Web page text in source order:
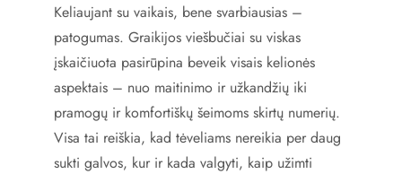
Keliaujant su vaikais, bene svarbiausias –
patogumas. Graikijos viešbučiai su viskas
įskaičiuota pasirūpina beveik visais kelionės
aspektais – nuo maitinimo ir užkandžių iki
pramogų ir komfortiškų šeimoms skirtų numerių.
Visa tai reiškia, kad tėveliams nereikia per daug
sukti galvos, kur ir kada valgyti, kaip užimti